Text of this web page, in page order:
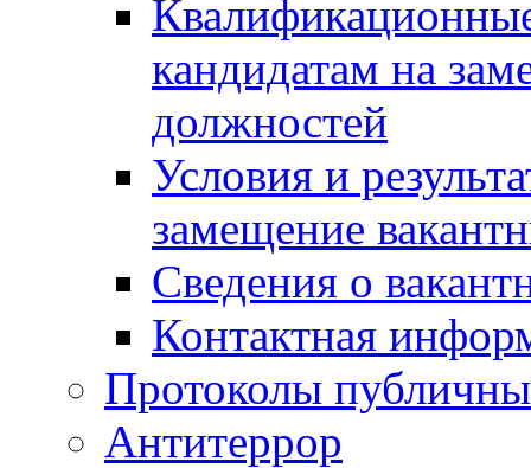
кандидатам на
должностей
Условия и
замещение
Сведения о
Контактная
Протоколы
Антитеррор